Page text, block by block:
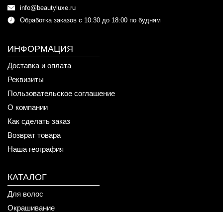
info@beautyluxe.ru
Обработка заказов с 10:30 до 18:00 по будням
ИНФОРМАЦИЯ
Доставка и оплата
Реквизиты
Пользовательское соглашение
О компании
Как сделать заказ
Возврат товара
Наша география
КАТАЛОГ
Для волос
Окрашивание